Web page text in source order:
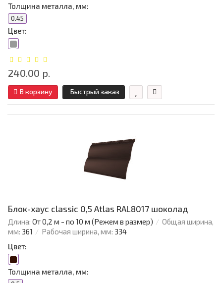
Толщина металла, мм:
0.45
Цвет:
240.00 р.
В корзину Быстрый заказ
Блок-хаус classic 0,5 Atlas RAL8017 шоколад
Длина: От 0,2 м - по 10 м (Режем в размер)
Общая ширина,
мм: 361 Рабочая ширина, мм: 334
Цвет:
Толщина металла, мм: